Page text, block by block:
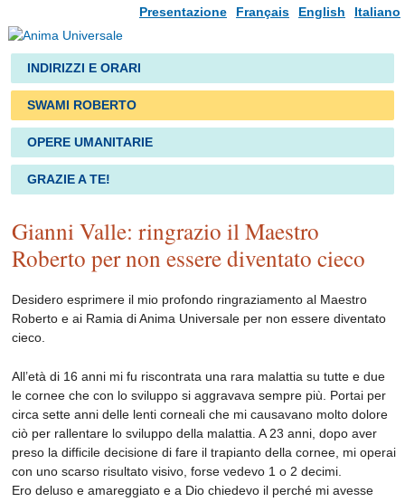
Italiano
English
Français
Presentazione
INDIRIZZI E ORARI
SWAMI ROBERTO
OPERE UMANITARIE
GRAZIE A TE!
Gianni Valle: ringrazio il Maestro
Roberto per non essere diventato cieco
Desidero esprimere il mio profondo ringraziamento al Maestro
Roberto e ai Ramia di Anima Universale per non essere diventato
cieco.
All’età di 16 anni mi fu riscontrata una rara malattia su tutte e due
le cornee che con lo sviluppo si aggravava sempre più. Portai per
circa sette anni delle lenti corneali che mi causavano molto dolore
ciò per rallentare lo sviluppo della malattia. A 23 anni, dopo aver
preso la difficile decisione di fare il trapianto della cornee, mi operai
con uno scarso risultato visivo, forse vedevo 1 o 2 decimi.
Ero deluso e amareggiato e a Dio chiedevo il perché mi avesse